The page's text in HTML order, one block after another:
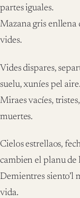
partes iguales.
Mazana gris enllena
vides.
Vides dispares,
suelu, xuníes pel aire.
Miraes vacíes,
muertes.
Cielos estrellaos,
cambien el planu de
Demientres siento’l
vida.